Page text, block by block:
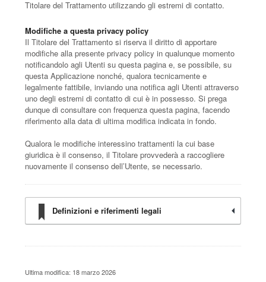
Titolare del Trattamento utilizzando gli estremi di contatto.
Modifiche a questa privacy policy
Il Titolare del Trattamento si riserva il diritto di apportare
modifiche alla presente privacy policy in qualunque momento
notificandolo agli Utenti su questa pagina e, se possibile, su
questa Applicazione nonché, qualora tecnicamente e
legalmente fattibile, inviando una notifica agli Utenti attraverso
uno degli estremi di contatto di cui è in possesso. Si prega
dunque di consultare con frequenza questa pagina, facendo
riferimento alla data di ultima modifica indicata in fondo.
Qualora le modifiche interessino trattamenti la cui base
giuridica è il consenso, il Titolare provvederà a raccogliere
nuovamente il consenso dell’Utente, se necessario.
Definizioni e riferimenti legali
Ultima modifica: 18 marzo 2026